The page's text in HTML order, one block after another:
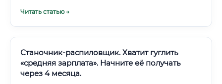
Дальнего Востока Республика Коми В центральных
представительства иностранных фирм. Карьерный путь:
от стажера до руководителя Профессия предполагает
ясный и понятный карьерный трек для
целеустремленного специалиста.
Читать статью →
Станочник-распиловщик. Хватит гуглить
«средняя зарплата». Начните её получать
через 4 месяца.